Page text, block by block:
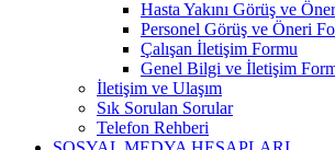
Hasta Yakını Görüş ve
Personel Görüş ve Öneri
Çalışan İletişim Formu
Genel Bilgi ve İletişim
İletişim ve Ulaşım
Sık Sorulan Sorular
Telefon Rehberi